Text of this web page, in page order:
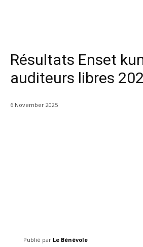
Résultats Enset
auditeurs libres
6 November 2025
Publié par Le Bénévole